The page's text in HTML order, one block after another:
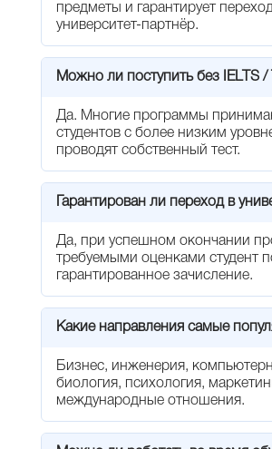
предметы и гарантирует
университет-партнёр.
Можно ли поступить без IELTS /
Да. Многие программы
студентов с более низким
проводят собственный тест.
Гарантирован ли переход в
Да, при успешном окончании
требуемыми оценками студент
гарантированное зачисление.
Какие направления самые
Бизнес, инженерия,
биология, психология,
международные отношения.